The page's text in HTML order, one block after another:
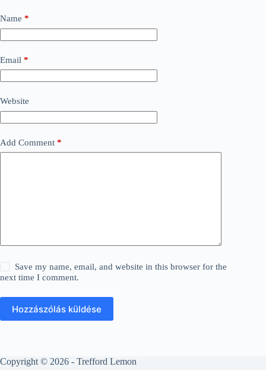
Name *
Email *
Website
Add Comment *
Save my name, email, and website in this browser for the
next time I comment.
Hozzászólás küldése
Copyright © 2026 - Trefford Lemon